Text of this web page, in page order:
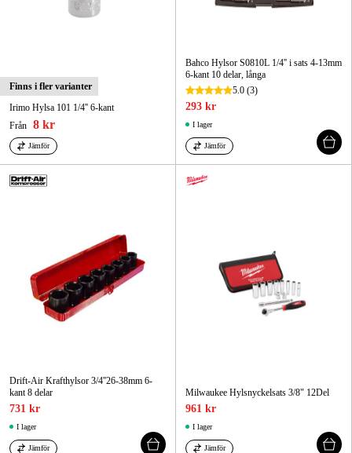
Finns i fler varianter
Irimo Hylsa 101 1/4'' 6-kant
Från 8 kr
Jämför
Bahco Hylsor S0810L 1/4'' i sats 4-13mm
6-kant 10 delar, långa
5.0 (3)
293 kr
I lager
Jämför
Drift-Air Krafthylsor 3/4''26-38mm 6-
kant 8 delar
731 kr
I lager
Jämför
Milwaukee Hylsnyckelsats 3/8" 12Del
961 kr
I lager
Jämför